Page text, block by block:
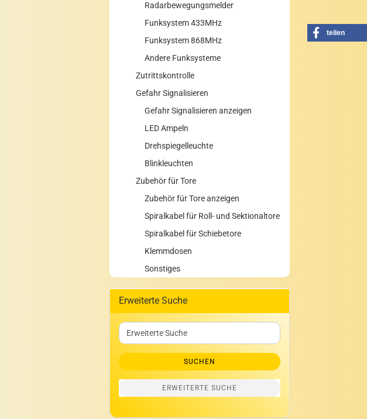
teilen
Radarbewegungsmelder
Funksystem 433MHz
Funksystem 868MHz
Andere Funksysteme
Zutrittskontrolle
Gefahr Signalisieren
Gefahr Signalisieren anzeigen
LED Ampeln
Drehspiegelleuchte
Blinkleuchten
Zubehör für Tore
Zubehör für Tore anzeigen
Spiralkabel für Roll- und Sektionaltore
Spiralkabel für Schiebetore
Klemmdosen
Sonstiges
Erweiterte Suche
Erweiterte
Suche
SUCHEN
ERWEITERTE SUCHE